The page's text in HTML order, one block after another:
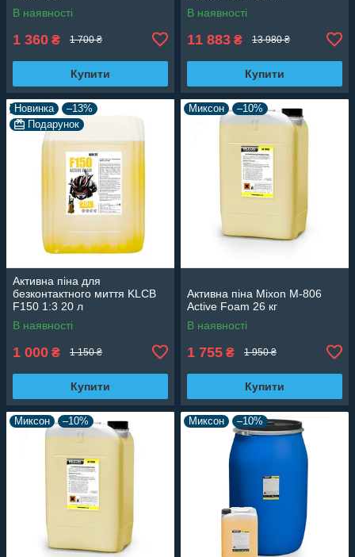
В наявності
1 360 ₴ 1 700 ₴
Купити
В наявності
11 883 ₴ 13 980 ₴
Купити
Новинка
–13%
Подарунок
Активна піна для
безконтактного миття KLCB
F150 1:3 20 л
В наявності
1 000 ₴ 1 150 ₴
Купити
Миксон –10%
Активна піна Mixon M-806
Active Foam 26 кг
В наявності
1 755 ₴ 1 950 ₴
Купити
Миксон –10% Миксон –10%